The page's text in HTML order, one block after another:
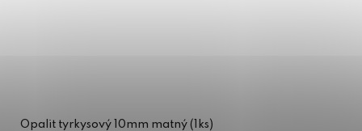
Opalit tyrkysový 10mm matný (1ks)